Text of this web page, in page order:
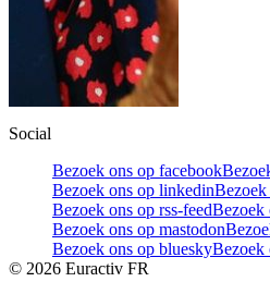
Social
Bezoek ons op facebook
Bezoek ons op linkedin
Bezoek ons op rss-feedBezoek
Bezoek ons op mastodon
Bezoek ons op blueskyBezoek
© 2026 Euractiv FR